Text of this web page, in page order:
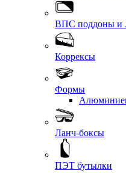
ВПС поддоны и
Коррексы
Формы
Ланч-боксы
ПЭТ бутылки